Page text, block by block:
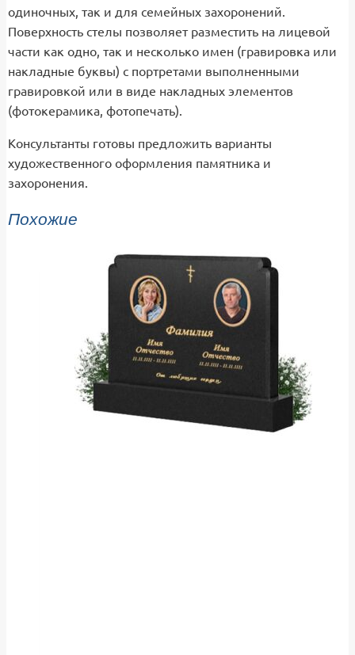
одиночных, так и для семейных захоронений.
Поверхность стелы позволяет разместить на лицевой
части как одно, так и несколько имен (гравировка или
накладные буквы) с портретами выполненными
гравировкой или в виде накладных элементов
(фотокерамика, фотопечать).
Консультанты готовы предложить варианты
художественного оформления памятника и
захоронения.
Похожие